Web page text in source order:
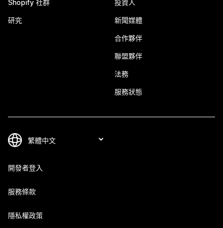
Shopify 社群
研究
投資人
新聞媒體
合作夥伴
聯盟夥伴
法務
服務狀態
開發者登入
服務條款
隱私權政策